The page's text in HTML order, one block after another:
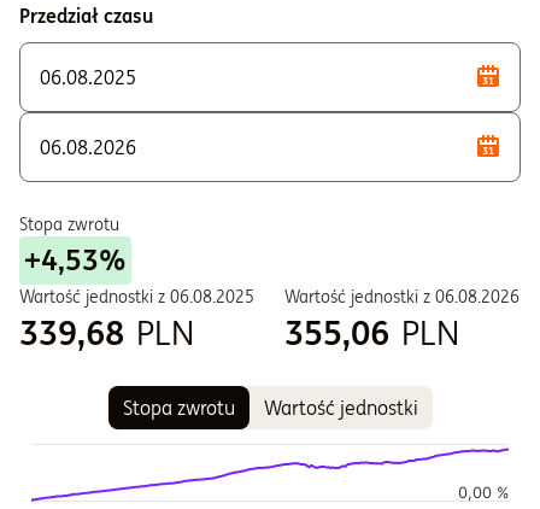
P - Zbywane w ramach PSI
U - Dla klientów instytucjonalnych
W - Zbywane w ramach PPE i PPI
Przedział czasu
Stopa zwrotu
+4,53%
Wartość jednostki z 06.08.2025
339,68 PLN
Wartość jednostki z 06.08.2026
355,06 PLN
Stopa zwrotu Wartość jednostki
Wykres kombinowany z 2 seriami danych.
Wykres pokazuje historię wartości jednostki funduszu0,00 %